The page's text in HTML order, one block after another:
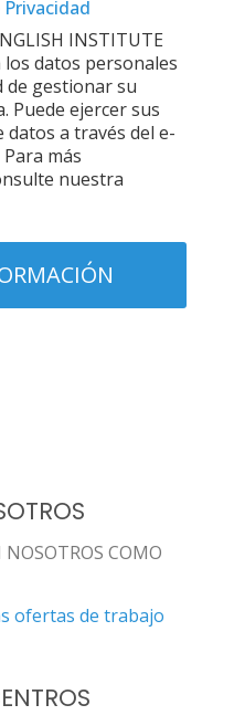
INSTITUTE
datos personales
de gestionar su
Puede ejercer sus
datos a través del e-
más
nuestra
NOSOTROS COMO
ofertas de trabajo